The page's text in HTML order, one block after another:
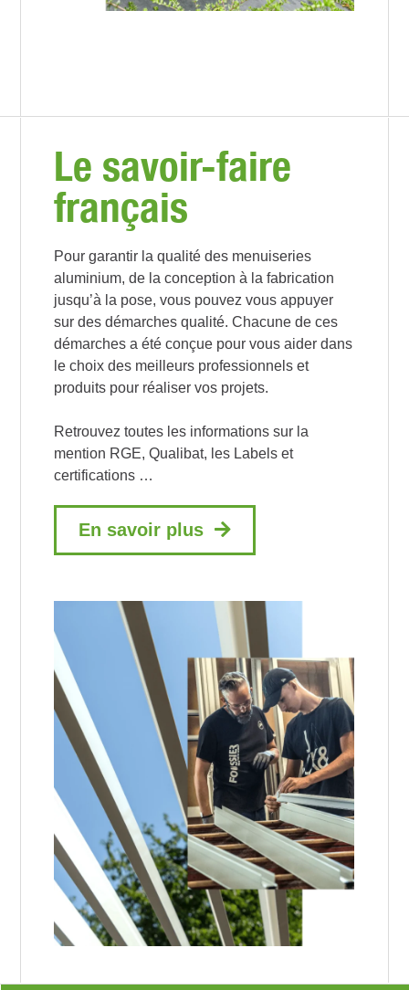
Le savoir-faire
français
Pour garantir la qualité des menuiseries
aluminium, de la conception à la fabrication
jusqu’à la pose, vous pouvez vous appuyer
sur des démarches qualité. Chacune de ces
démarches a été conçue pour vous aider dans
le choix des meilleurs professionnels et
produits pour réaliser vos projets.
Retrouvez toutes les informations sur la
mention RGE, Qualibat, les Labels et
certifications …
En savoir plus